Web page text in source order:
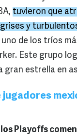
tuvieron que
y
de los tríos
Este grupo
gran estrella en
jugadores
Playoffs